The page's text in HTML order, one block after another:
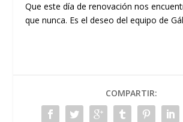
Que este día de renovación nos
que nunca. Es el deseo del equipo de
COMPARTIR: